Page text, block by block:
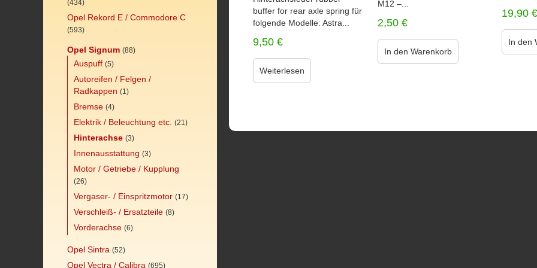
(434)
Opel Rekord E / Commodore C
(593)
Opel Signum (88)
Auspuff (5)
Autoreifen / Felgen /
Radkappen (1)
Bremse (4)
Elektrik / Beleuchtung etc. (21)
Hinterachse (3)
Innenausstattung (3)
Motor / Getriebe / Kupplung
(26)
Vergaser- / Einspritzmotor (17)
Verschleiß- / Ersatzteile (8)
Vorderachse (6)
Opel Sintra (52)
Opel Vectra / Calibra (695)
buffer for rear axle spring für
folgende Modelle: Astra...
9,50 €
Weiterlesen
M12 –...
2,50 €
In den Warenkorb
19,90 €
In den